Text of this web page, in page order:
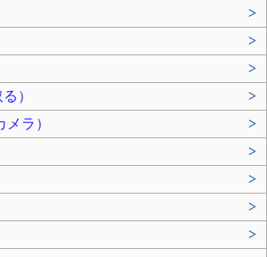
>
>
>
）
>
ラ）
>
>
>
>
>